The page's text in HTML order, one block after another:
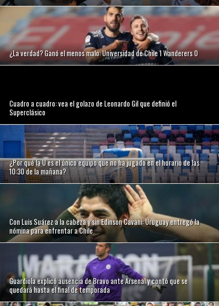
¿La verdad? Ganó el menos malo: Universidad de Chile 1 Wanderers 0
Cuadro a cuadro: vea el golazo de Leonardo Gil que definió el
Superclásico
¿Por qué la U es el único equipo que no ha jugado en el horario de las
10:30 de la mañana?
Con Luis Suárez a la cabeza y sin Edinson Cavani: Uruguay entregó la
nómina para enfrentar a Chile
Guardiola explicó ausencia de Bravo ante Arsenal y contó que se
quedará hasta el final de temporada